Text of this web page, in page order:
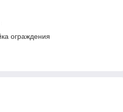
ограждения